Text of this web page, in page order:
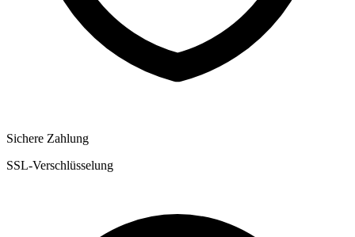
Sichere Zahlung
SSL-Verschlüsselung